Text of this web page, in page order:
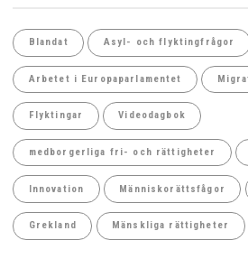
Blandat Asyl- och flyktingfrågor
Arbetet i Europaparlamentet
Flyktingar Videodagbok
medborgerliga fri- och rättigheter
Innovation Människorättsfågor
Grekland Mänskliga rättigheter